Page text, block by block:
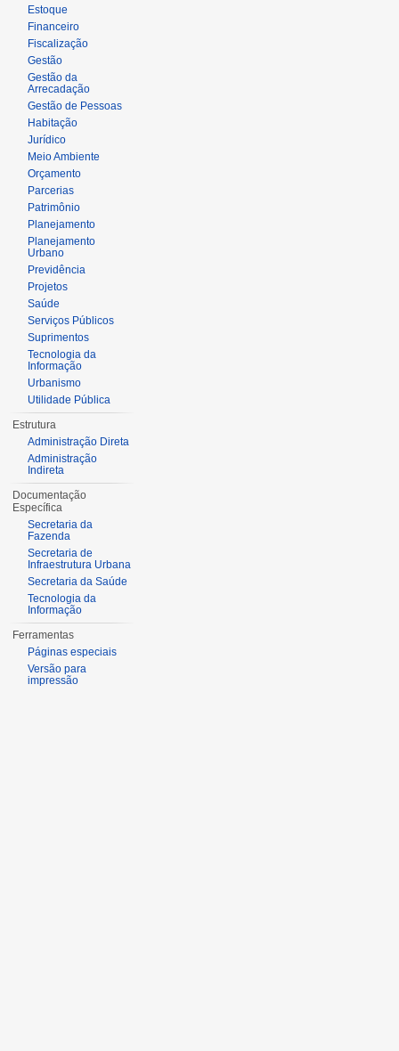
Estoque
Financeiro
Fiscalização
Gestão
Gestão da
Arrecadação
Gestão de Pessoas
Habitação
Jurídico
Meio Ambiente
Orçamento
Parcerias
Patrimônio
Planejamento
Planejamento
Urbano
Previdência
Projetos
Saúde
Serviços Públicos
Suprimentos
Tecnologia da
Informação
Urbanismo
Utilidade Pública
Estrutura
Administração Direta
Administração
Indireta
Documentação
Específica
Secretaria da
Fazenda
Secretaria de
Infraestrutura Urbana
Secretaria da Saúde
Tecnologia da
Informação
Ferramentas
Páginas especiais
Versão para
impressão